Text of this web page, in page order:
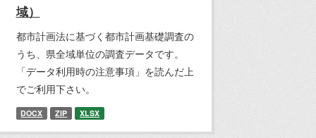
域）
都市計画法に基づく都市計画基礎調査の
うち、県全域単位の調査データです。
「データ利用時の注意事項」を読んだ上
でご利用下さい。
DOCX ZIP XLSX